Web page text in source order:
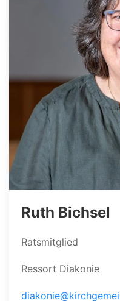
Ruth Bichsel
Ratsmitglied
Ressort Diakonie